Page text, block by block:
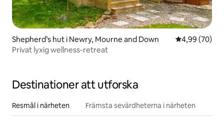
Shepherd’s hut i Newry, Mourne and Down 4,99 av 5 i
4,99 (70)
Privat lyxig wellness-retreat
Destinationer att utforska
Resmål i närheten Främsta sevärdheterna i närheten